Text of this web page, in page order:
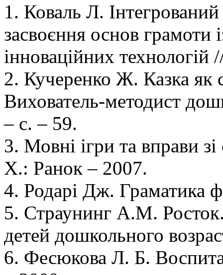
1. Коваль Л.
засвоєння основ грамоти
інноваційних
2. Кучеренко Ж. Казка як
Вихователь-методист
– с. – 59.
3. Мовні ігри та вправи
X.: Ранок – 2007.
4. Родарі Дж. Граматика
5. Страунинг А.М.
детей дошкольного
6. Фесюкова Л. Б.